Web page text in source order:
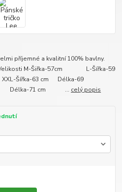
příjemné a kvalitní 100% bavlny.
Velikosti M-Šiřka-57cm L-Šířka-59
63 cm Délka-69
71 cm ... celý popis